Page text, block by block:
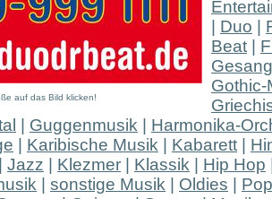
auf das Bild klicken!
Duo
Beat
Gesang
Gothic-
Guggenmusik
Harmonika-
Karibische Musik Kabarett
Jazz Klezmer Klassik Hip Hop
sonstige Musik Oldies
Pop